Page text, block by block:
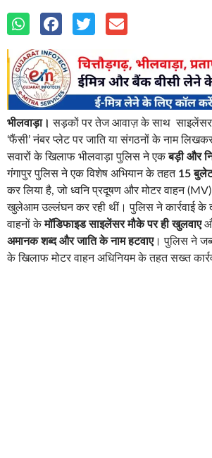
भीलवाड़ा। सड़कों पर तेज आवाज़ के साथ
‘फैंसी’ नंबर प्लेट पर जाति या संगठनों के नाम
सवारों के खिलाफ भीलवाड़ा पुलिस ने एकबड़ी और
गंगापुर पुलिस ने एक विशेष अभियान के तहत 15 बुलेट
कर लिया है, जो ध्वनि प्रदूषण और मोटर वाहन
खुलेआम उल्लंघन कर रही थीं। पुलिस ने कार्रवाई के
वाहनों केमॉडिफाइड साइलेंसर मौके पर ही खुलवाए
अमानक शब्द और जाति के नाम हटवाए। पुलिस ने
के खिलाफ मोटर वाहन अधिनियम के तहत सख्त